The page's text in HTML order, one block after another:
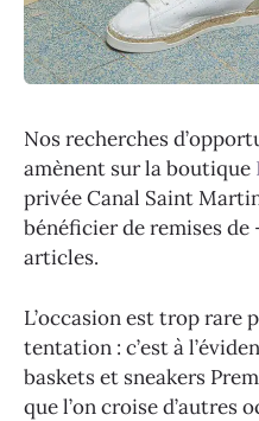
Nos recherches
amènent sur la boutique
privée Canal Saint
bénéficier de remises de
articles.
L’occasion est trop rare
tentation : c’est à
baskets et sneakers
que l’on croise d’autres